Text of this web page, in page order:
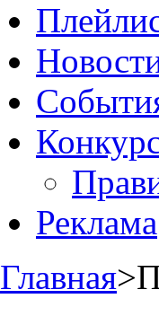
Реклама
Главная>